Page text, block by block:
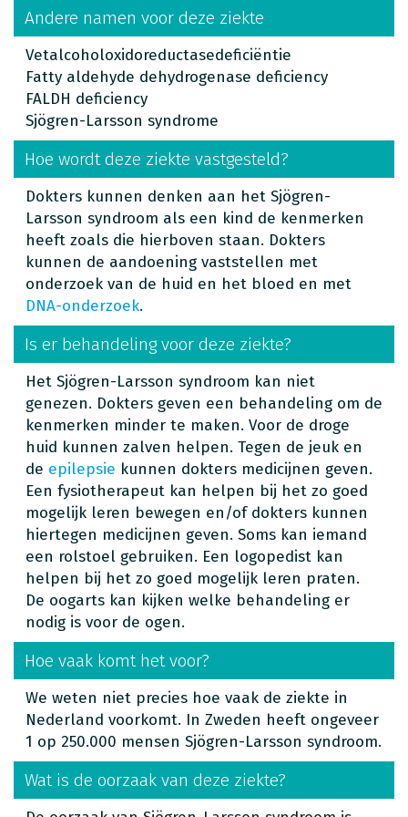
Andere namen voor deze ziekte
Vetalcoholoxidoreductasedeficiëntie
Fatty aldehyde dehydrogenase deficiency
FALDH deficiency
Sjögren-Larsson syndrome
Hoe wordt deze ziekte vastgesteld?
Dokters kunnen denken aan het Sjögren-
Larsson syndroom als een kind de kenmerken
heeft zoals die hierboven staan. Dokters
kunnen de aandoening vaststellen met
onderzoek van de huid en het bloed en met
DNA-onderzoek.
Is er behandeling voor deze ziekte?
Het Sjögren-Larsson syndroom kan niet
genezen. Dokters geven een behandeling om de
kenmerken minder te maken. Voor de droge
huid kunnen zalven helpen. Tegen de jeuk en
de epilepsie kunnen dokters medicijnen geven.
Een fysiotherapeut kan helpen bij het zo goed
mogelijk leren bewegen en/of dokters kunnen
hiertegen medicijnen geven. Soms kan iemand
een rolstoel gebruiken. Een logopedist kan
helpen bij het zo goed mogelijk leren praten.
De oogarts kan kijken welke behandeling er
nodig is voor de ogen.
Hoe vaak komt het voor?
We weten niet precies hoe vaak de ziekte in
Nederland voorkomt. In Zweden heeft ongeveer
1 op 250.000 mensen Sjögren-Larsson syndroom.
Wat is de oorzaak van deze ziekte?